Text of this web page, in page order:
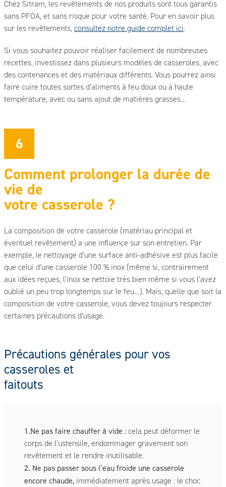
Chez Sitram, les revêtements de nos produits sont tous garantis
sans PFOA, et sans risque pour votre santé. Pour en savoir plus
sur les revêtements, consultez notre guide complet ici.
Si vous souhaitez pouvoir réaliser facilement de nombreuses
recettes, investissez dans plusieurs modèles de casseroles, avec
des contenances et des matériaux différents. Vous pourrez ainsi
faire cuire toutes sortes d’aliments à feu doux ou à haute
température, avec ou sans ajout de matières grasses…
6
Comment prolonger la durée de
vie de
votre casserole ?
La composition de votre casserole (matériau principal et
éventuel revêtement) a une influence sur son entretien. Par
exemple, le nettoyage d’une surface anti-adhésive est plus facile
que celui d’une casserole 100 % inox (même si, contrairement
aux idées reçues, l’inox se nettoie très bien même si vous l’avez
oublié un peu trop longtemps sur le feu…). Mais, quelle que soit la
composition de votre casserole, vous devez toujours respecter
certaines précautions d’usage.
Précautions générales pour vos
casseroles et
faitouts
1.Ne pas faire chauffer à vide : cela peut déformer le
corps de l’ustensile, endommager gravement son
revêtement et le rendre inutilisable.
2. Ne pas passer sous l’eau froide une casserole
encore chaude, immédiatement après usage : le choc